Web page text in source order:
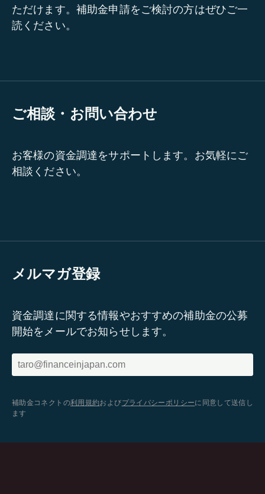
ただけます。補助金申請をご検討の方はぜひご一
読ください。
ご相談・お問い合わせ
お客様の資金調達をサポートします。お気軽にご
相談ください。
メルマガ登録
資金調達に関する情報やおすすめの補助金の公募
開始をメールでお知らせします。
補助金コネクトの利用規約およびプライバシーポリシーに同意して送信し
ます